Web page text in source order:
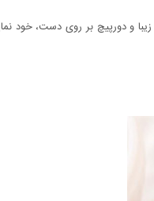
و دورپیچ بر روی دست، خود